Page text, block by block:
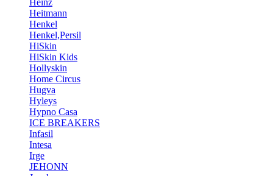
Heinz
Heitmann
Henkel
Henkel,Persil
HiSkin
HiSkin Kids
Hollyskin
Home Circus
Hugva
Hyleys
Hypno Casa
ICE BREAKERS
Infasil
Intesa
Irge
JEHONN